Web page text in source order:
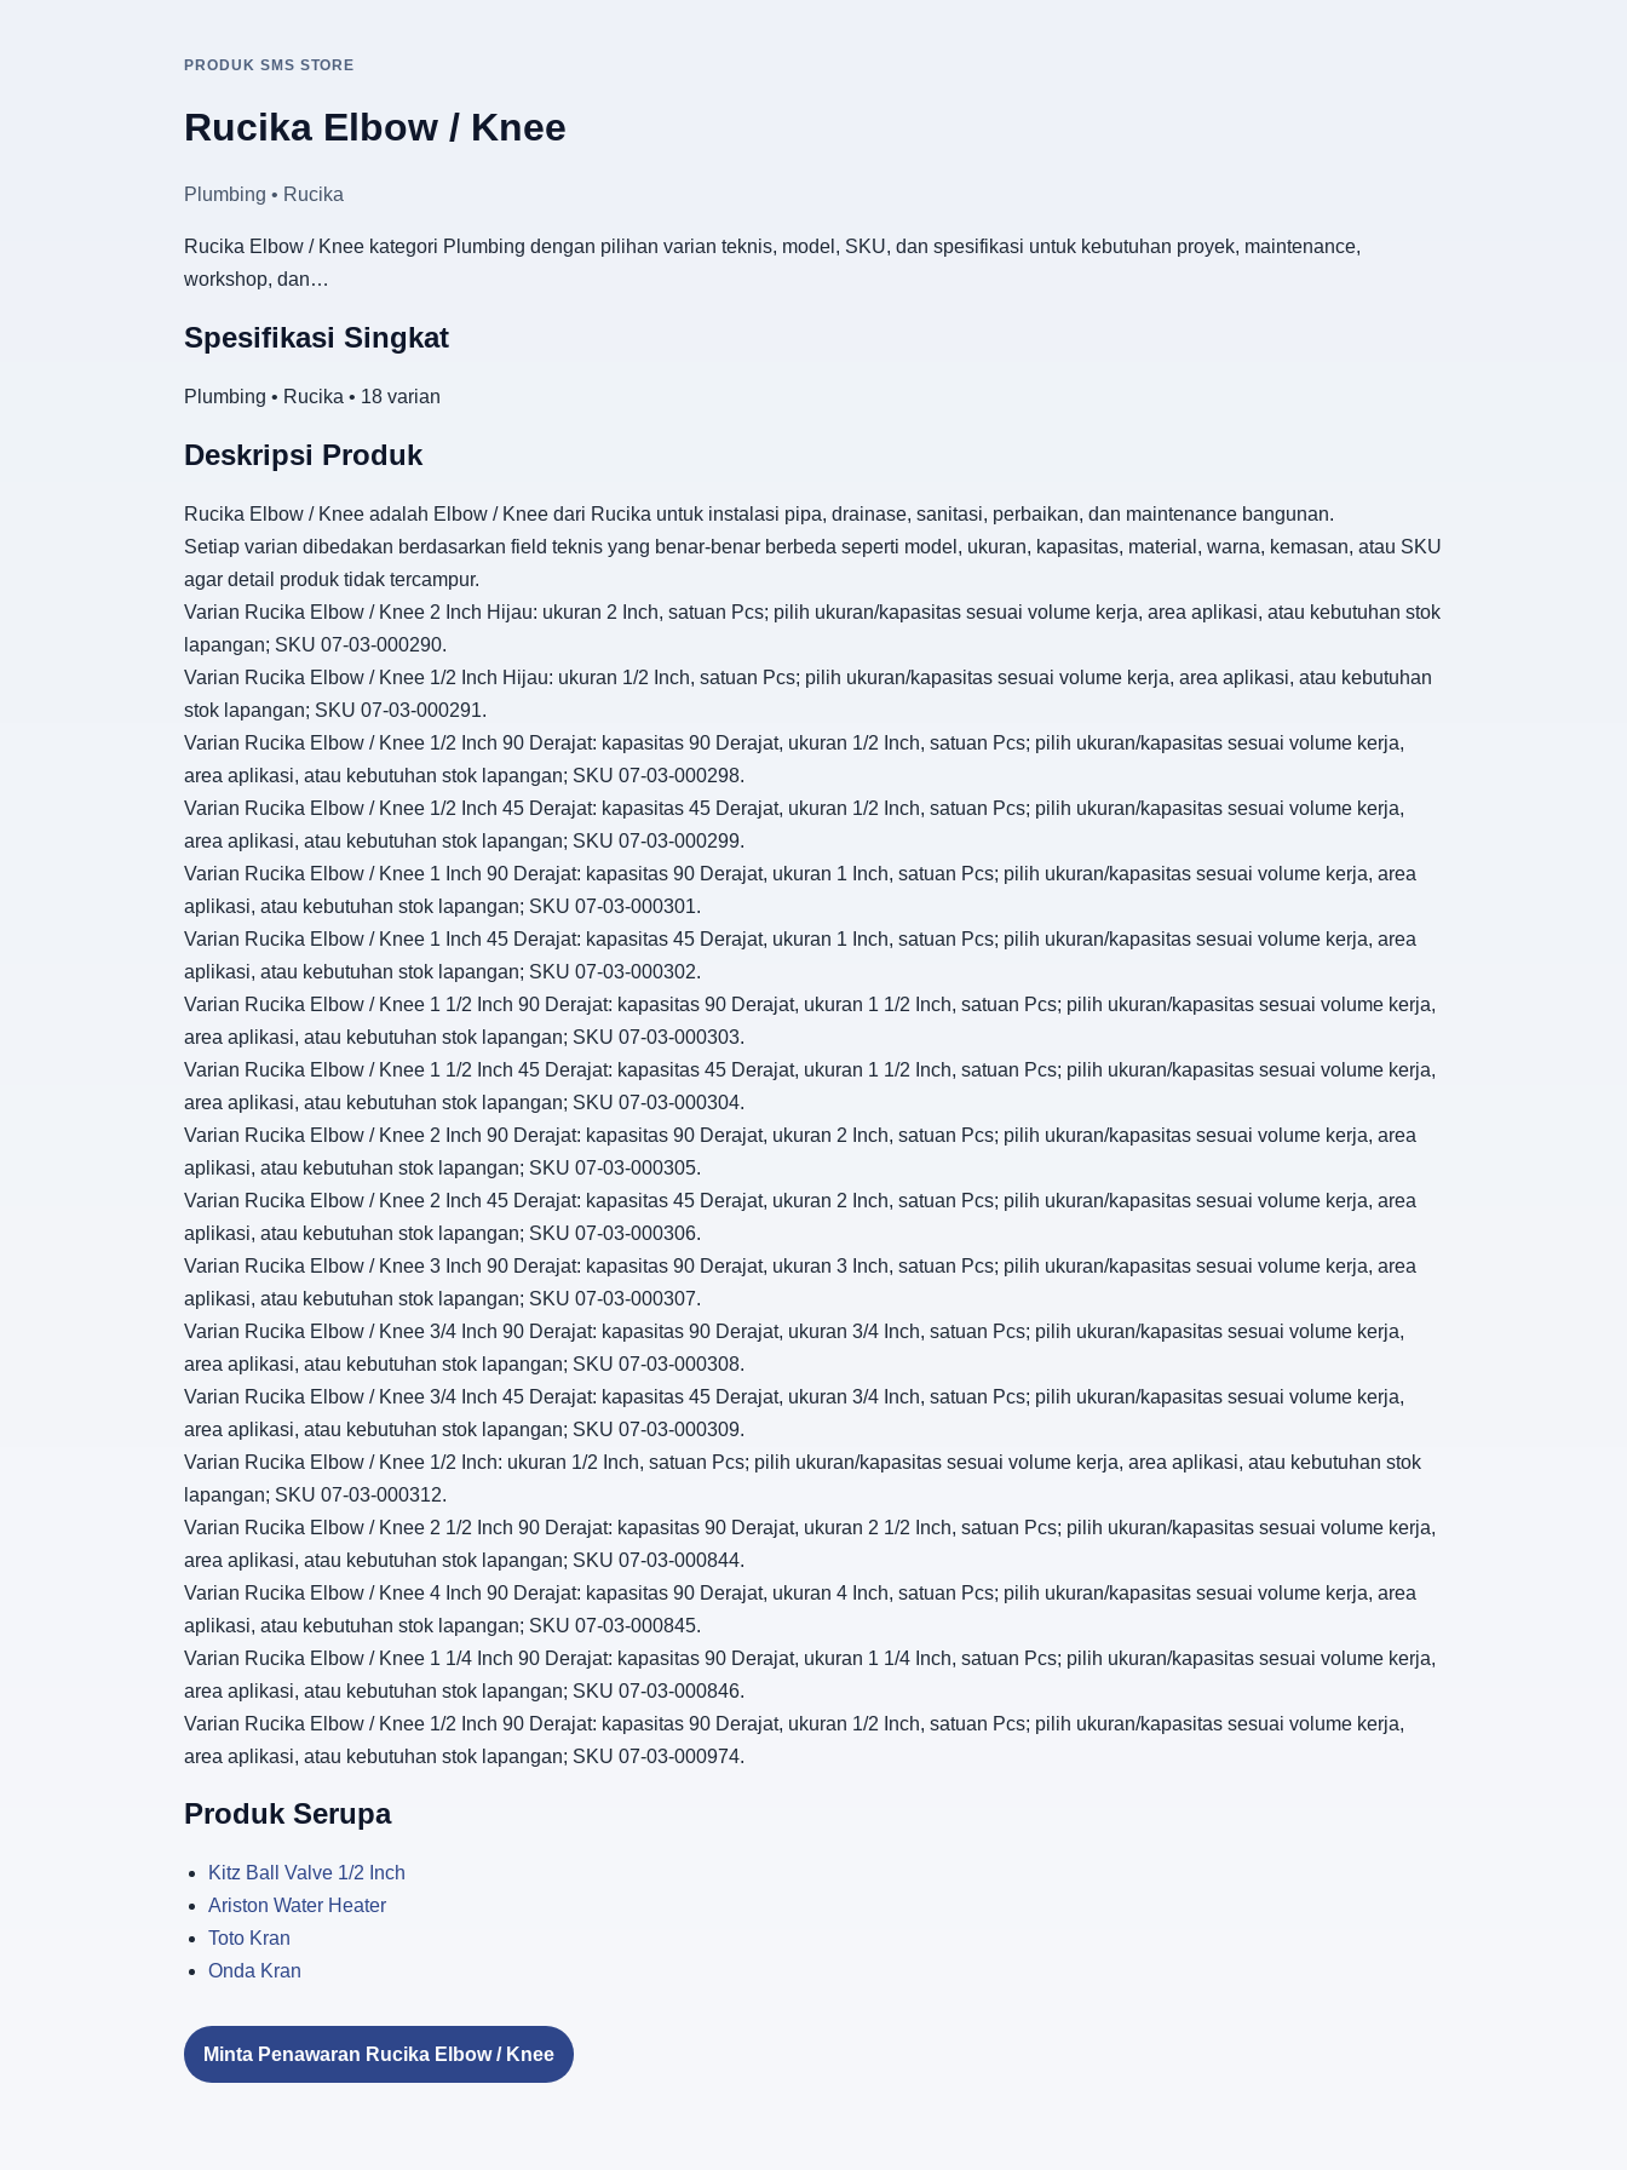
PRODUK SMS STORE
Rucika Elbow / Knee
Plumbing • Rucika
Rucika Elbow / Knee kategori Plumbing dengan pilihan varian teknis, model, SKU, dan spesifikasi untuk kebutuhan proyek, maintenance,
workshop, dan…
Spesifikasi Singkat
Plumbing • Rucika • 18 varian
Deskripsi Produk
Rucika Elbow / Knee adalah Elbow / Knee dari Rucika untuk instalasi pipa, drainase, sanitasi, perbaikan, dan maintenance bangunan.
Setiap varian dibedakan berdasarkan field teknis yang benar-benar berbeda seperti model, ukuran, kapasitas, material, warna, kemasan, atau SKU
agar detail produk tidak tercampur.
Varian Rucika Elbow / Knee 2 Inch Hijau: ukuran 2 Inch, satuan Pcs; pilih ukuran/kapasitas sesuai volume kerja, area aplikasi, atau kebutuhan stok
lapangan; SKU 07-03-000290.
Varian Rucika Elbow / Knee 1/2 Inch Hijau: ukuran 1/2 Inch, satuan Pcs; pilih ukuran/kapasitas sesuai volume kerja, area aplikasi, atau kebutuhan
stok lapangan; SKU 07-03-000291.
Varian Rucika Elbow / Knee 1/2 Inch 90 Derajat: kapasitas 90 Derajat, ukuran 1/2 Inch, satuan Pcs; pilih ukuran/kapasitas sesuai volume kerja,
area aplikasi, atau kebutuhan stok lapangan; SKU 07-03-000298.
Varian Rucika Elbow / Knee 1/2 Inch 45 Derajat: kapasitas 45 Derajat, ukuran 1/2 Inch, satuan Pcs; pilih ukuran/kapasitas sesuai volume kerja,
area aplikasi, atau kebutuhan stok lapangan; SKU 07-03-000299.
Varian Rucika Elbow / Knee 1 Inch 90 Derajat: kapasitas 90 Derajat, ukuran 1 Inch, satuan Pcs; pilih ukuran/kapasitas sesuai volume kerja, area
aplikasi, atau kebutuhan stok lapangan; SKU 07-03-000301.
Varian Rucika Elbow / Knee 1 Inch 45 Derajat: kapasitas 45 Derajat, ukuran 1 Inch, satuan Pcs; pilih ukuran/kapasitas sesuai volume kerja, area
aplikasi, atau kebutuhan stok lapangan; SKU 07-03-000302.
Varian Rucika Elbow / Knee 1 1/2 Inch 90 Derajat: kapasitas 90 Derajat, ukuran 1 1/2 Inch, satuan Pcs; pilih ukuran/kapasitas sesuai volume kerja,
area aplikasi, atau kebutuhan stok lapangan; SKU 07-03-000303.
Varian Rucika Elbow / Knee 1 1/2 Inch 45 Derajat: kapasitas 45 Derajat, ukuran 1 1/2 Inch, satuan Pcs; pilih ukuran/kapasitas sesuai volume kerja,
area aplikasi, atau kebutuhan stok lapangan; SKU 07-03-000304.
Varian Rucika Elbow / Knee 2 Inch 90 Derajat: kapasitas 90 Derajat, ukuran 2 Inch, satuan Pcs; pilih ukuran/kapasitas sesuai volume kerja, area
aplikasi, atau kebutuhan stok lapangan; SKU 07-03-000305.
Varian Rucika Elbow / Knee 2 Inch 45 Derajat: kapasitas 45 Derajat, ukuran 2 Inch, satuan Pcs; pilih ukuran/kapasitas sesuai volume kerja, area
aplikasi, atau kebutuhan stok lapangan; SKU 07-03-000306.
Varian Rucika Elbow / Knee 3 Inch 90 Derajat: kapasitas 90 Derajat, ukuran 3 Inch, satuan Pcs; pilih ukuran/kapasitas sesuai volume kerja, area
aplikasi, atau kebutuhan stok lapangan; SKU 07-03-000307.
Varian Rucika Elbow / Knee 3/4 Inch 90 Derajat: kapasitas 90 Derajat, ukuran 3/4 Inch, satuan Pcs; pilih ukuran/kapasitas sesuai volume kerja,
area aplikasi, atau kebutuhan stok lapangan; SKU 07-03-000308.
Varian Rucika Elbow / Knee 3/4 Inch 45 Derajat: kapasitas 45 Derajat, ukuran 3/4 Inch, satuan Pcs; pilih ukuran/kapasitas sesuai volume kerja,
area aplikasi, atau kebutuhan stok lapangan; SKU 07-03-000309.
Varian Rucika Elbow / Knee 1/2 Inch: ukuran 1/2 Inch, satuan Pcs; pilih ukuran/kapasitas sesuai volume kerja, area aplikasi, atau kebutuhan stok
lapangan; SKU 07-03-000312.
Varian Rucika Elbow / Knee 2 1/2 Inch 90 Derajat: kapasitas 90 Derajat, ukuran 2 1/2 Inch, satuan Pcs; pilih ukuran/kapasitas sesuai volume kerja,
area aplikasi, atau kebutuhan stok lapangan; SKU 07-03-000844.
Varian Rucika Elbow / Knee 4 Inch 90 Derajat: kapasitas 90 Derajat, ukuran 4 Inch, satuan Pcs; pilih ukuran/kapasitas sesuai volume kerja, area
aplikasi, atau kebutuhan stok lapangan; SKU 07-03-000845.
Varian Rucika Elbow / Knee 1 1/4 Inch 90 Derajat: kapasitas 90 Derajat, ukuran 1 1/4 Inch, satuan Pcs; pilih ukuran/kapasitas sesuai volume kerja,
area aplikasi, atau kebutuhan stok lapangan; SKU 07-03-000846.
Varian Rucika Elbow / Knee 1/2 Inch 90 Derajat: kapasitas 90 Derajat, ukuran 1/2 Inch, satuan Pcs; pilih ukuran/kapasitas sesuai volume kerja,
area aplikasi, atau kebutuhan stok lapangan; SKU 07-03-000974.
Produk Serupa
Kitz Ball Valve 1/2 Inch
Ariston Water Heater
Toto Kran
Onda Kran
Minta Penawaran Rucika Elbow / Knee